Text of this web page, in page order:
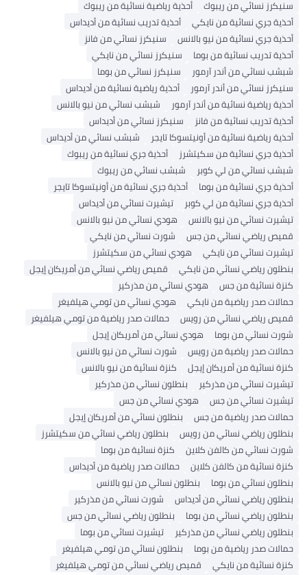
سنيكرز نسائي من ريبوك
أحذية رياضية نسائية من ريبوك
أحذية جري نسائية من نايكي
أحذية تدريب نسائية من أديداس
أحذية جري نسائية من نيو بالانس
سنيكرز نسائي من فانز
أحذية تدريب نسائية من بوما
سنيكرز نسائي من نايكي
شبشب نسائي من أندر آرمور
سنيكرز نسائي من بوما
سنيكرز نسائي من أندر آرمور
أحذية رياضية نسائية من أديداس
أحذية رياضية نسائية من أندر آرمور
شبشب نسائي من نيو بالانس
أحذية تدريب نسائية من فانز
سنيكرز نسائي من أديداس
أحذية رياضية نسائية من أونيتسوكا تايجر
شبشب نسائي من أديداس
أحذية جري نسائية من سكيتشرز
أحذية جري نسائية من ريبوك
شبشب نسائي من لي كوبر
شبشب نسائي من ريبوك
أحذية جري نسائية من بوما
أحذية جري نسائية من أونيتسوكا تايجر
أحذية جري نسائية من لي كوبر
تيشيرت نسائي من أديداس
تيشيرت نسائي من نيو بالانس
هودي نسائي من نيو بالانس
قميص رياضي نسائي من جس
شورت نسائي من نايكي
تيشيرت نسائي من نايكي
هودي نسائي من سكيتشرز
بنطلون رياضي نسائي من نايكي
قميص رياضي نسائي من أمريكان إيجل
كنزة نسائية من جس
هودي نسائي من مذركير
حمالات صدر رياضية من نايكي
هودي نسائي من تومي هيلفيغر
قميص رياضي نسائي من رويس
حمالات صدر رياضية من تومي هيلفيغر
شورت نسائي من بوما
هودي نسائي من أمريكان إيجل
حمالات صدر رياضية من رويس
شورت نسائي من نيو بالانس
كنزة نسائية من أمريكان إيجل
كنزة نسائية من نيو بالانس
تيشيرت نسائي من مذركير
بنطلون نسائي من مذركير
تيشيرت نسائي من جس
هودي نسائي من جس
حمالات صدر رياضية من جس
بنطلون نسائي من أمريكان إيجل
بنطلون رياضي نسائي من رويس
بنطلون رياضي نسائي من سكيتشرز
شورت نسائي من كالفن كلاين
كنزة نسائية من بوما
كنزة نسائية من كالفن كلاين
حمالات صدر رياضية من أديداس
بنطلون نسائي من بوما
بنطلون نسائي من نيو بالانس
بنطلون رياضي نسائي من أديداس
شورت نسائي من مذركير
بنطلون رياضي نسائي من بوما
بنطلون رياضي نسائي من جس
بنطلون رياضي نسائي من مذركير
تيشيرت نسائي من بوما
حمالات صدر رياضية من بوما
بنطلون نسائي من تومي هيلفيغر
كنزة نسائية من نايكي
قميص رياضي نسائي من تومي هيلفيغر